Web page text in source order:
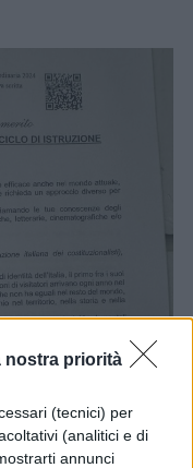
nostra priorità
(tecnici) per
(analitici e di
annunci